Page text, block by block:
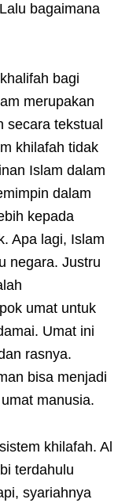
bagaimana
bagi
merupakan
secara tekstual
khilafah tidak
Islam dalam
dalam
kepada
Apa lagi, Islam
negara. Justru
umat untuk
Umat ini
rasnya.
bisa menjadi
manusia.
khilafah. Al
terdahulu
syariahnya